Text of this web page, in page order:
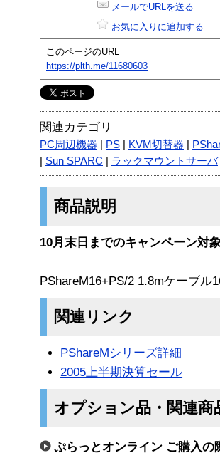
メールでURLを送る
お気に入りに追加する
このページのURL
https://plth.me/11680603
関連カテゴリ
PC周辺機器 PS KVM切替器
Sun SPARC ラックマウントサーバ
商品説明
10月末日までのキャンペーン対
PShareM16+PS/2 1.8mケーブル
関連リンク
PShareMシリーズ詳細
2005上半期決算セール
オプション品・関連商
ぷらっとオンライン ご購入の